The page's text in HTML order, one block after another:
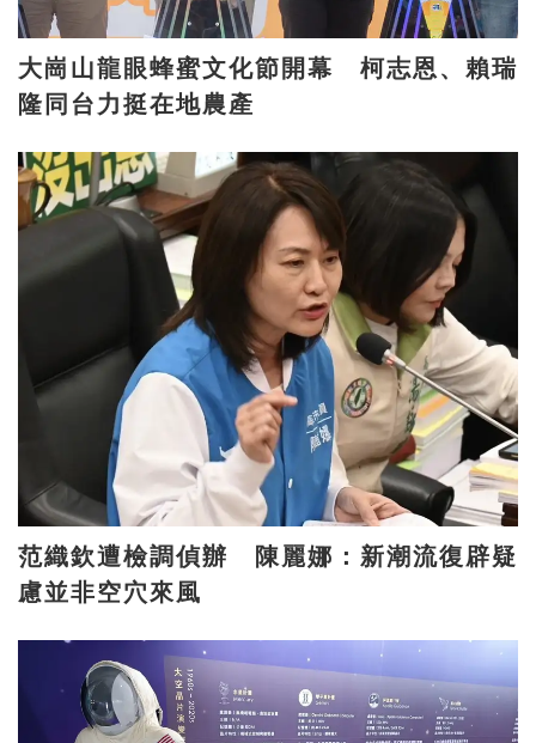
大崗山龍眼蜂蜜文化節開幕 柯志恩、賴瑞
隆同台力挺在地農產
范織欽遭檢調偵辦 陳麗娜：新潮流復辟疑
慮並非空穴來風